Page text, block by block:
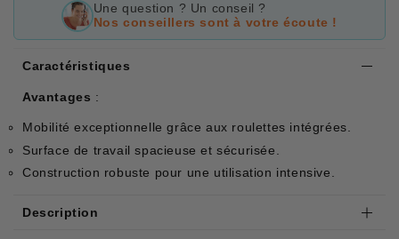
Une question ? Un conseil ?
Nos conseillers sont à votre écoute !
Caractéristiques
Avantages :
Mobilité exceptionnelle grâce aux roulettes intégrées.
Surface de travail spacieuse et sécurisée.
Construction robuste pour une utilisation intensive.
Description